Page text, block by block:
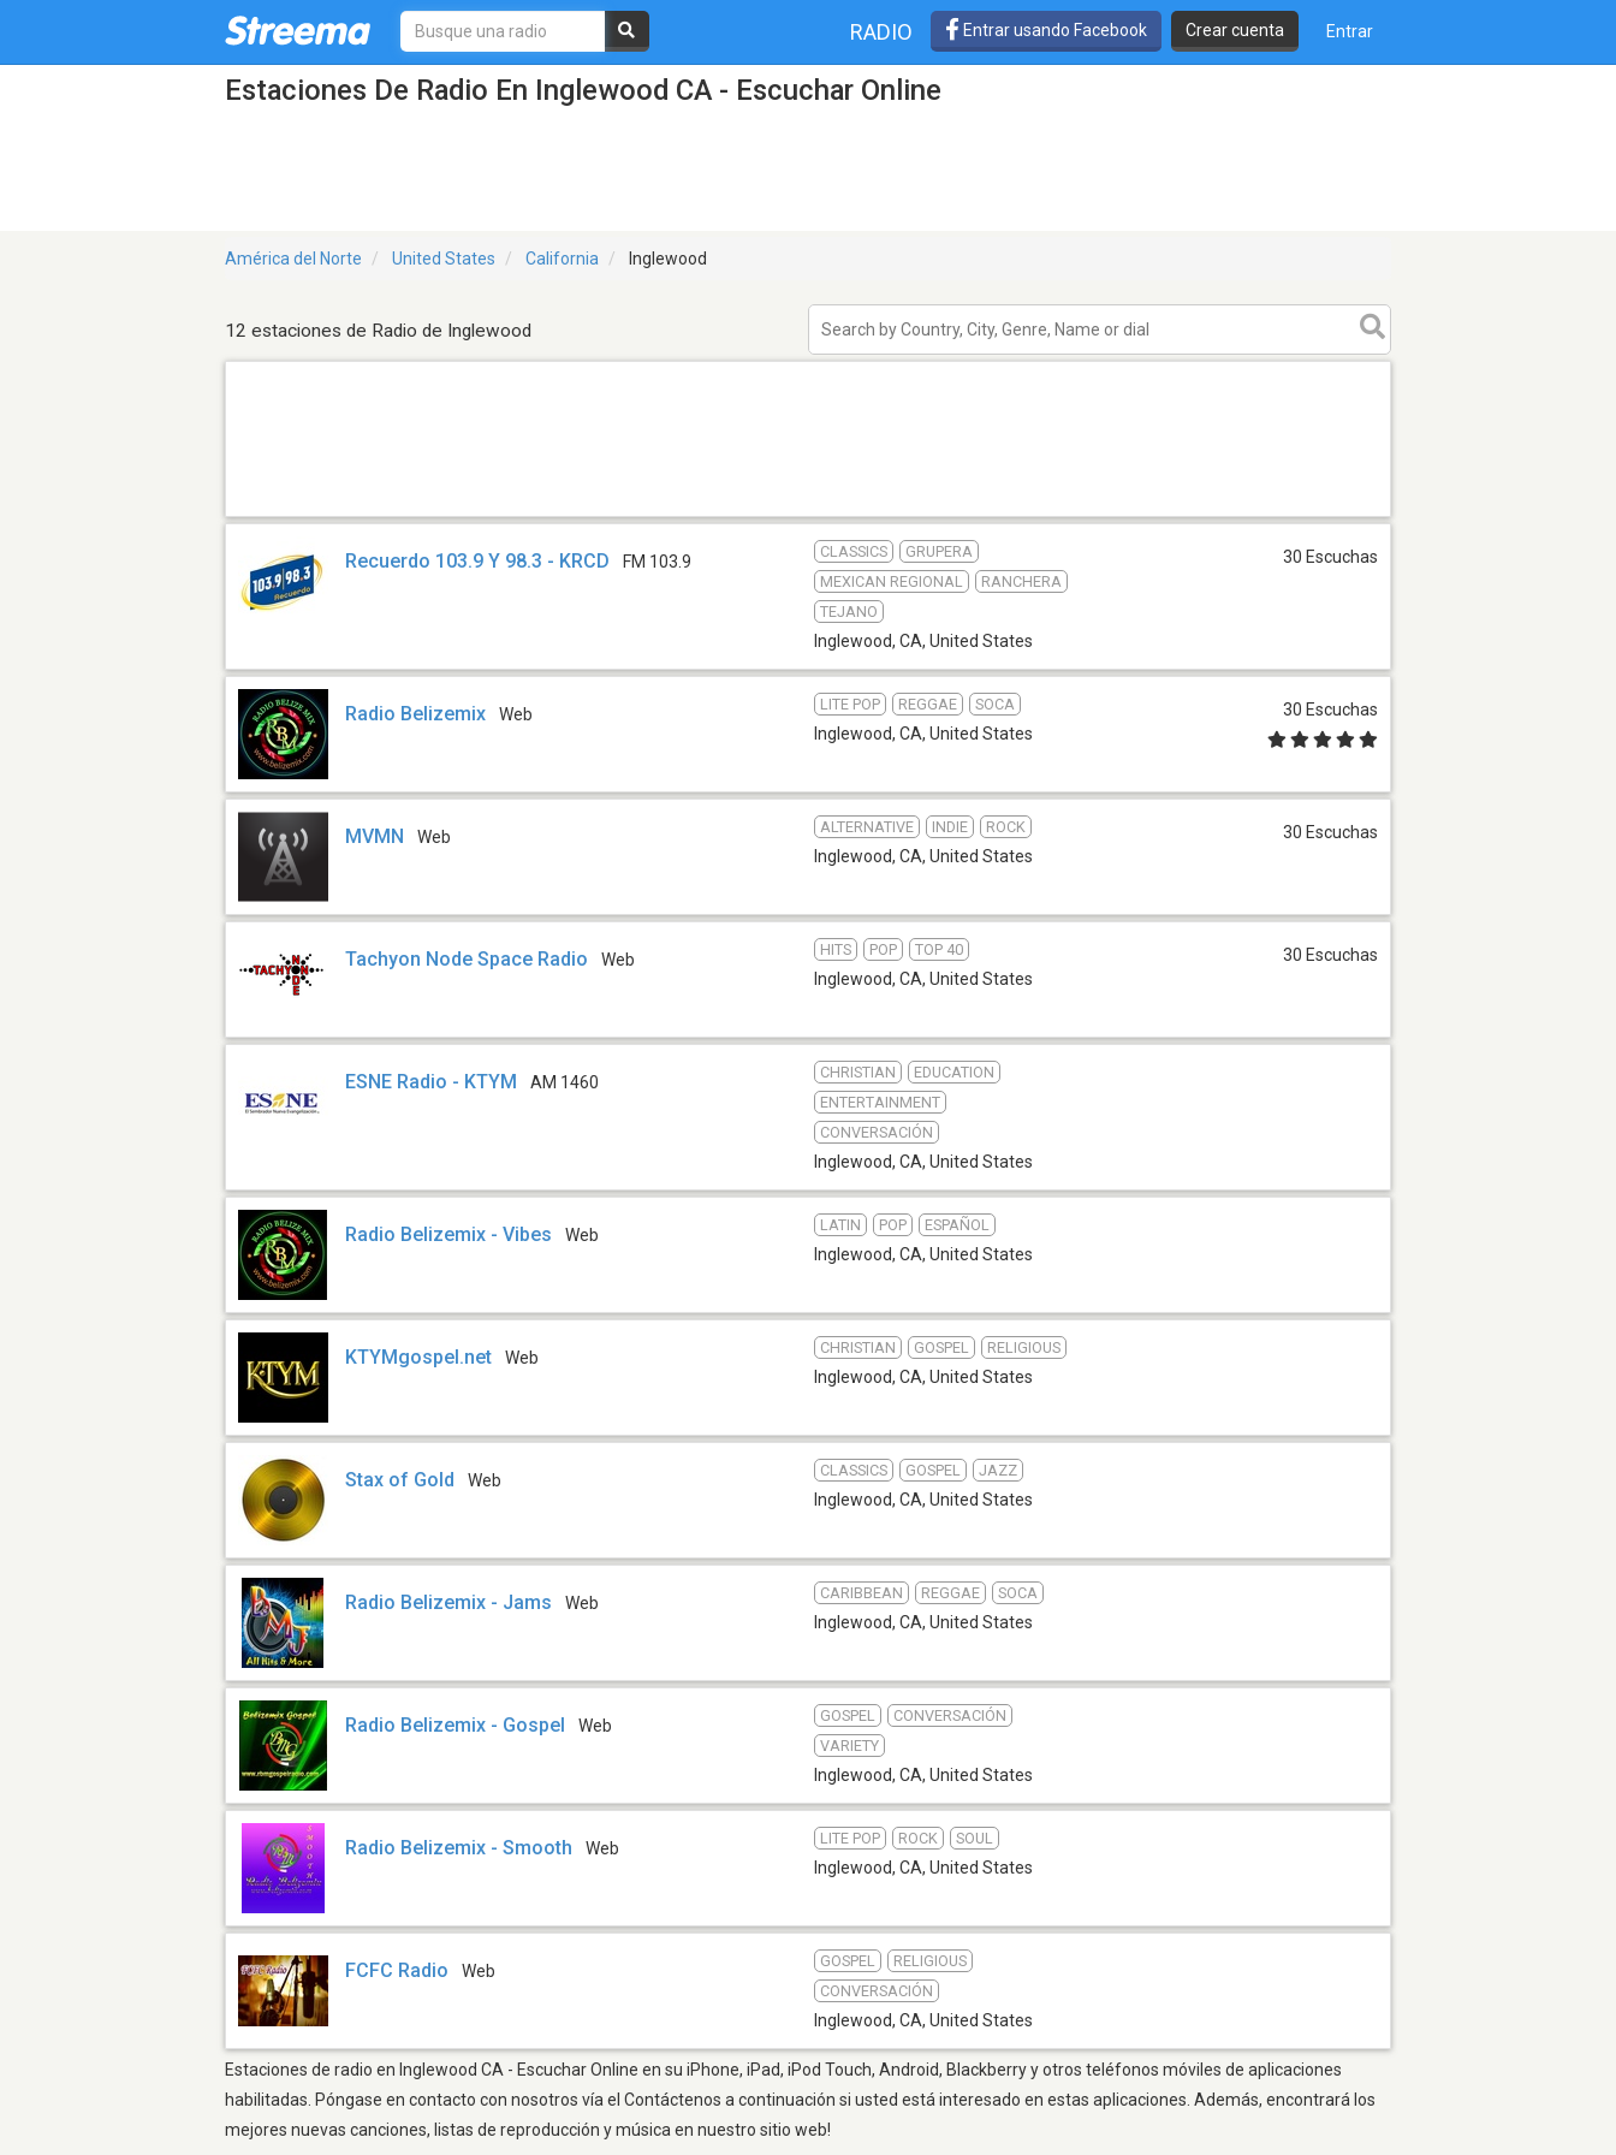
RADIO Entrar usando Facebook Crear cuenta Entrar
Estaciones De Radio En Inglewood CA - Escuchar Online
América del Norte United States California Inglewood
12 estaciones de Radio de Inglewood
Recuerdo 103.9 Y 98.3 - KRCD FM 103.9
CLASSICS
GRUPERA
MEXICAN REGIONAL
RANCHERA
TEJANO
Inglewood, CA, United States
30 Escuchas
Radio Belizemix Web
LITE POP REGGAE SOCA
Inglewood, CA, United States
30 Escuchas
MVMN Web
ALTERNATIVE INDIE ROCK
Inglewood, CA, United States
30 Escuchas
Tachyon Node Space Radio Web
HITS POP TOP 40
Inglewood, CA, United States
30 Escuchas
ESNE Radio - KTYM AM 1460
CHRISTIAN
EDUCATION
ENTERTAINMENT
CONVERSACIÓN
Inglewood, CA, United States
Radio Belizemix - Vibes Web
LATIN POP ESPAÑOL
Inglewood, CA, United States
KTYMgospel.net Web
CHRISTIAN GOSPEL RELIGIOUS
Inglewood, CA, United States
Stax of Gold Web
CLASSICS GOSPEL JAZZ
Inglewood, CA, United States
Radio Belizemix - Jams Web
CARIBBEAN REGGAE SOCA
Inglewood, CA, United States
Radio Belizemix - Gospel Web
GOSPEL
CONVERSACIÓN
VARIETY
Inglewood, CA, United States
Radio Belizemix - Smooth Web
LITE POP ROCK SOUL
Inglewood, CA, United States
FCFC Radio Web
GOSPEL
RELIGIOUS
CONVERSACIÓN
Inglewood, CA, United States
Estaciones de radio en Inglewood CA - Escuchar Online en su iPhone, iPad, iPod Touch, Android, Blackberry y otros teléfonos móviles de aplicaciones
habilitadas. Póngase en contacto con nosotros vía el Contáctenos a continuación si usted está interesado en estas aplicaciones. Además, encontrará los
mejores nuevas canciones, listas de reproducción y música en nuestro sitio web!